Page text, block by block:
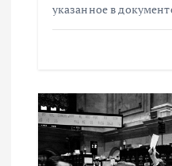
я
м
указанное в